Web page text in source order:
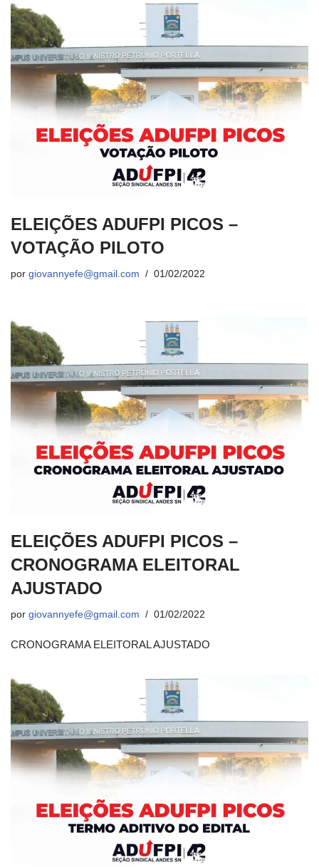
ELEIÇÕES ADUFPI PICOS –
VOTAÇÃO PILOTO
por giovannyefe@gmail.com 01/02/2022
ELEIÇÕES ADUFPI PICOS –
CRONOGRAMA ELEITORAL
AJUSTADO
por giovannyefe@gmail.com 01/02/2022
CRONOGRAMA ELEITORAL AJUSTADO